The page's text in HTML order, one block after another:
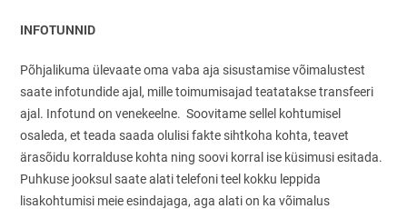
INFOTUNNID
Põhjalikuma ülevaate oma vaba aja sisustamise võimalustest
saate infotundide ajal, mille toimumisajad teatatakse transfeeri
ajal. Infotund on venekeelne. Soovitame sellel kohtumisel
osaleda, et teada saada olulisi fakte sihtkoha kohta, teavet
ärasõidu korralduse kohta ning soovi korral ise küsimusi esitada.
Puhkuse jooksul saate alati telefoni teel kokku leppida
lisakohtumisi meie esindajaga, aga alati on ka võimalus